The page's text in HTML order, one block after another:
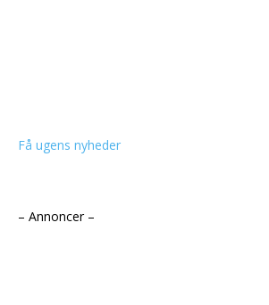
Få ugens nyheder
– Annoncer –